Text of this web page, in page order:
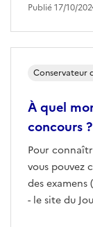
Publié 17/10/
À quel
concours ?
Pour
vous pouvez
des examens
- le site du
Conservateur